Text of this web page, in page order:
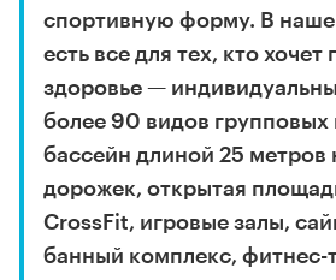
спортивную форму. В
есть все для тех, кто
здоровье —
более 90 видов групповых
бассейн длиной 25 метров
дорожек, открытая
CrossFit, игровые залы,
банный комплекс, фитнес-